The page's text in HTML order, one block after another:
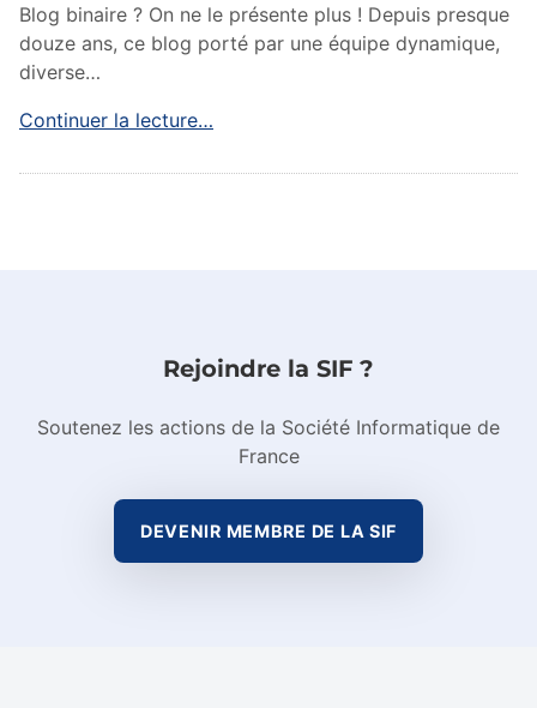
Blog binaire ? On ne le présente plus ! Depuis presque
douze ans, ce blog porté par une équipe dynamique,
diverse…
Continuer la lecture…
Rejoindre la SIF ?
Soutenez les actions de la Société Informatique de
France
DEVENIR MEMBRE DE LA SIF